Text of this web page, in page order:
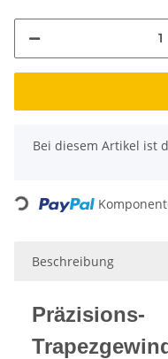
x
Bei diesem Artikel ist
Loading...
Beschreibung
Präzisions-